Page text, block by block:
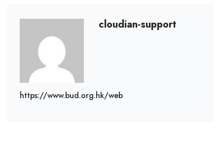
cloudian-support
https://www.bud.org.hk/web